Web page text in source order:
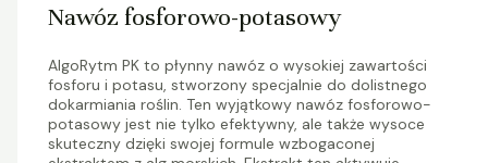
Nawóz fosforowo-potasowy
AlgoRytm PK to płynny nawóz o wysokiej zawartości
fosforu i potasu, stworzony specjalnie do dolistnego
dokarmiania roślin. Ten wyjątkowy nawóz fosforowo-
potasowy jest nie tylko efektywny, ale także wysoce
skuteczny dzięki swojej formule wzbogaconej